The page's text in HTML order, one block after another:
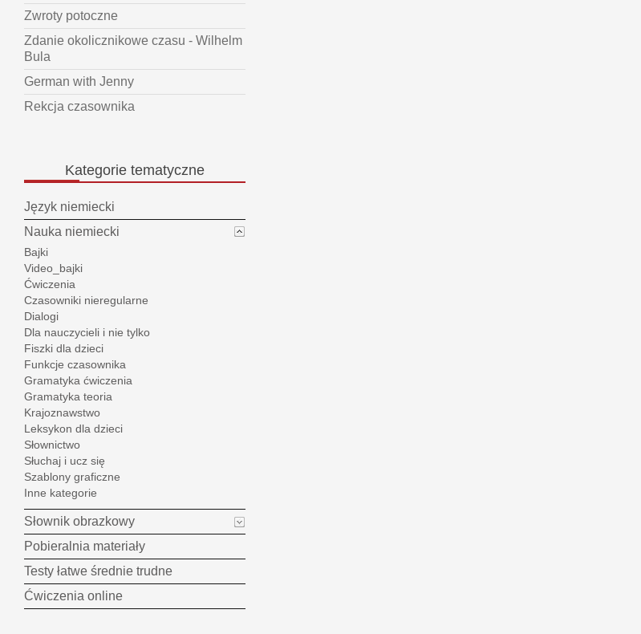
Zwroty potoczne
Zdanie okolicznikowe czasu - Wilhelm
Bula
German with Jenny
Rekcja czasownika
Kategorie tematyczne
Język niemiecki
Nauka niemiecki
Bajki
Video_bajki
Ćwiczenia
Czasowniki nieregularne
Dialogi
Dla nauczycieli i nie tylko
Fiszki dla dzieci
Funkcje czasownika
Gramatyka ćwiczenia
Gramatyka teoria
Krajoznawstwo
Leksykon dla dzieci
Słownictwo
Słuchaj i ucz się
Szablony graficzne
Inne kategorie
Słownik obrazkowy
Pobieralnia materiały
Testy łatwe średnie trudne
Ćwiczenia online